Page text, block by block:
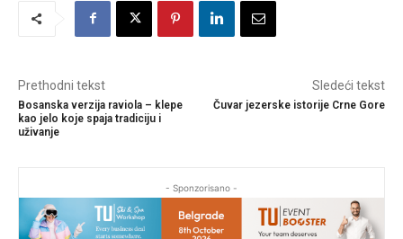
Prethodni tekst
Bosanska verzija raviola – klepe
kao jelo koje spaja tradiciju i
uživanje
Sledeći tekst
Čuvar jezerske istorije Crne Gore
- Sponzorisano -